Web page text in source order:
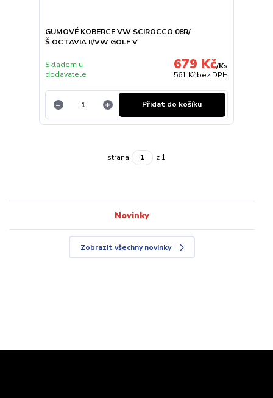
GUMOVÉ KOBERCE VW SCIROCCO 08R/
Š.OCTAVIA II/VW GOLF V
679 Kč/Ks
561 Kčbez DPH
Skladem u
dodavatele
Přidat do košíku
strana z 1
Novinky
Zobrazit všechny novinky